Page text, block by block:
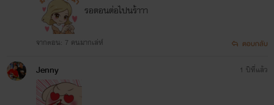
รอตอนต่อไปนร้าาา
จากตอน: 7 คนมากเล่ห์ ตอบกลับ
Jenny 1 ปีที่แล้ว